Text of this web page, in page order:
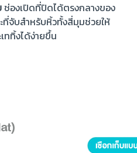
ช่องเปิดที่ปิดได้ตรงกลางของ
ที่จับสำหรับหิ้วทั้งสี่มุมช่วยให้
ททิ้งได้ง่ายขึ้น